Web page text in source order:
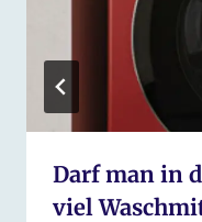
Darf man in
viel